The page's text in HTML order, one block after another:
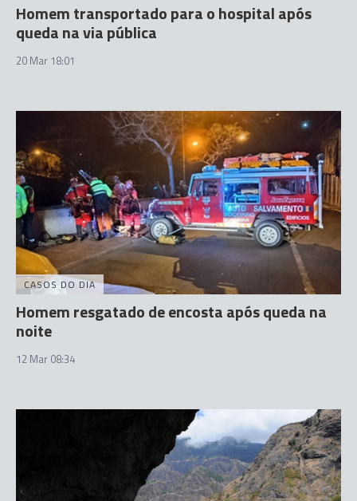
Homem transportado para o hospital após
queda na via pública
20 Mar 18:01
CASOS DO DIA
Homem resgatado de encosta após queda na
noite
12 Mar 08:34